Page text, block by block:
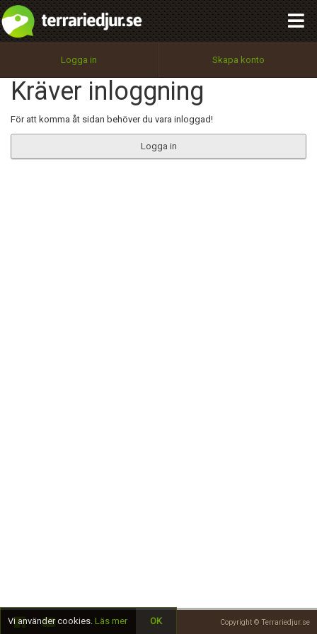
Logga in Skapa konto
Kräver inloggning
För att komma åt sidan behöver du vara inloggad!
Logga in
Copyright © Terrariedjur.se
Utför
100%
OK
integritetspolicy
Namn:
Epost:
Begär nytt lösenord
Tillbaka till förstasidan
Vi använder cookies. Läs mer OK